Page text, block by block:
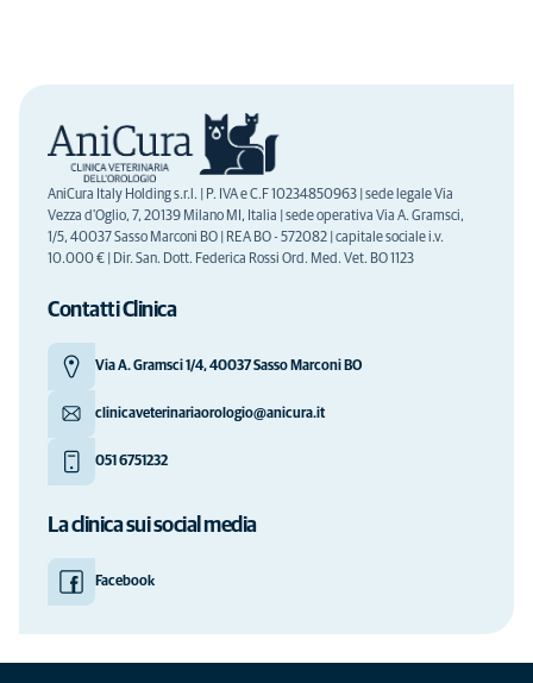
AniCura Italy Holding s.r.l. | P. IVA e C.F 10234850963 | sede legale Via
Vezza d'Oglio, 7, 20139 Milano MI, Italia | sede operativa Via A. Gramsci,
1/5, 40037 Sasso Marconi BO | REA BO - 572082 | capitale sociale i.v.
10.000 € | Dir. San. Dott. Federica Rossi Ord. Med. Vet. BO 1123
Contatti Clinica
Via A. Gramsci 1/4, 40037 Sasso Marconi BO
clinicaveterinariaorologio@anicura.it
051 6751232
La clinica sui social media
Facebook